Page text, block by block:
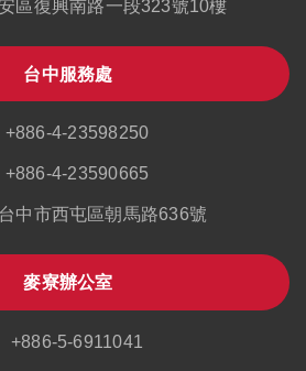
區復興南路一段323號10樓
台中服務處
+886-4-23598250
+886-4-23590665
中市西屯區朝馬路636號
麥寮辦公室
+886-5-6911041